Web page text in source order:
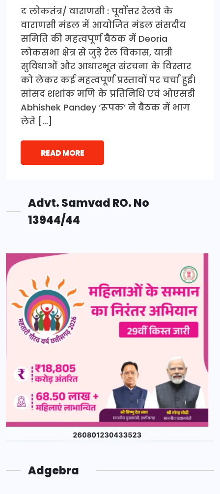
द लोकतंत्र/ वाराणसी : पूर्वोत्तर रेलवे के
वाराणसी मंडल में आयोजित मंडल संसदीय
समिति की महत्वपूर्ण बैठक में Deoria
लोकसभा क्षेत्र से जुड़े रेल विकास, यात्री
सुविधाओं और आधारभूत संरचना के विस्तार
को लेकर कई महत्वपूर्ण प्रस्तावों पर चर्चा हुई।
सांसद शशांक मणि के प्रतिनिधि एवं ओएसडी
Abhishek Pandey ‘रूपक’ ने बैठक में भाग
लेते […]
READ MORE
Advt. Samvad RO. No
13944/44
Adgebra